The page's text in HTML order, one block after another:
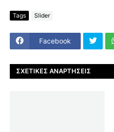
Tags Slider
Facebook
ΣΧΕΤΙΚΈΣ ΑΝΑΡΤΉΣΕΙΣ